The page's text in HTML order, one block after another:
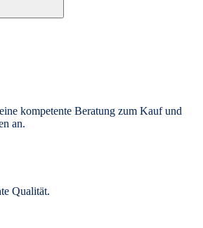
kompetente Beratung zum Kauf und
an.
Qualität.